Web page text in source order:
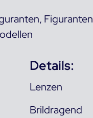
, Figuranten
Details:
Lenzen
Brildragend